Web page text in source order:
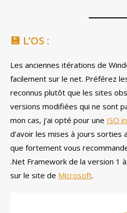
💾 L’OS :
Les anciennes itérations de
facilement sur le net. Préférez
reconnus plutôt que les sites
versions modifiées qui ne sont
mon cas, j’ai opté pour une ISO
d’avoir les mises à jours sorties
que fortement vous
.Net Framework de la version 1
sur le site de Microsoft.